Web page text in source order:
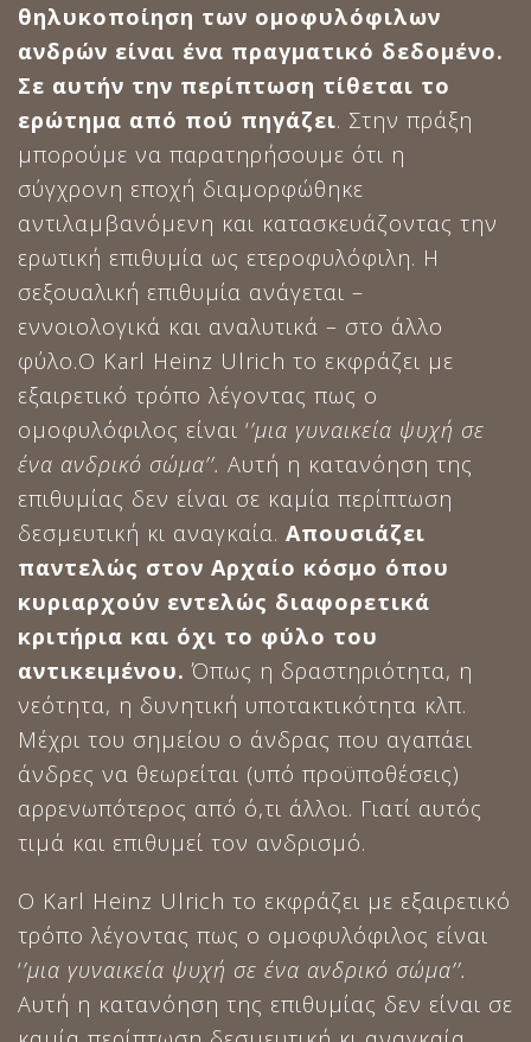
θηλυκοποίηση των ομοφυλόφιλων
ανδρών είναι ένα πραγματικό δεδομένο.
Σε αυτήν την περίπτωση τίθεται το
ερώτημα από πού πηγάζει. Στην πράξη
μπορούμε να παρατηρήσουμε ότι η
σύγχρονη εποχή διαμορφώθηκε
αντιλαμβανόμενη και κατασκευάζοντας την
ερωτική επιθυμία ως ετεροφυλόφιλη. Η
σεξουαλική επιθυμία ανάγεται –
εννοιολογικά και αναλυτικά – στο άλλο
φύλο.Ο Karl Heinz Ulrich το εκφράζει με
εξαιρετικό τρόπο λέγοντας πως ο
ομοφυλόφιλος είναι ‘’μια γυναικεία ψυχή σε
ένα ανδρικό σώμα’’. Αυτή η κατανόηση της
επιθυμίας δεν είναι σε καμία περίπτωση
δεσμευτική κι αναγκαία. Απουσιάζει
παντελώς στον Αρχαίο κόσμο όπου
κυριαρχούν εντελώς διαφορετικά
κριτήρια και όχι το φύλο του
αντικειμένου.Όπως η δραστηριότητα, η
νεότητα, η δυνητική υποτακτικότητα κλπ.
Μέχρι του σημείου ο άνδρας που αγαπάει
άνδρες να θεωρείται (υπό προϋποθέσεις)
αρρενωπότερος από ό,τι άλλοι. Γιατί αυτός
τιμά και επιθυμεί τον ανδρισμό.
Ο Karl Heinz Ulrich το εκφράζει με εξαιρετικό
τρόπο λέγοντας πως ο ομοφυλόφιλος είναι
‘’μια γυναικεία ψυχή σε ένα ανδρικό σώμα’’.
Αυτή η κατανόηση της επιθυμίας δεν είναι σε